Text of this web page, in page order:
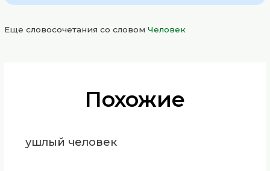
Еще словосочетания со словомЧеловек
Похожие
ушлый человек